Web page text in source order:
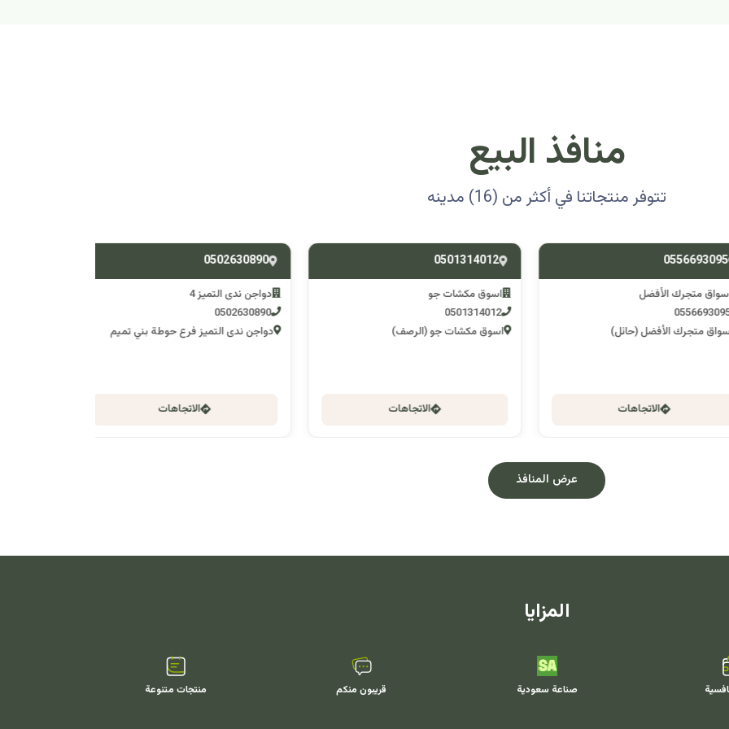
منافذ البيع
تتوفر منتجاتنا في أكثر من (16) مدينه
متجرك الأفضل
متجرك الأفضل (حائل)
الاتجاهات
0501314012
اسوق مكشات جو
0501314012
اسوق مكشات جو (الرصف)
الاتجاهات
0502630890
دواجن ندى التميز 4
0502630890
دواجن ندى التميز فرع حوطة بني تميم
الاتجاهات
عرض المنافذ
المزايا
صناعة سعودية قريبون منكم منتجات متنوعة